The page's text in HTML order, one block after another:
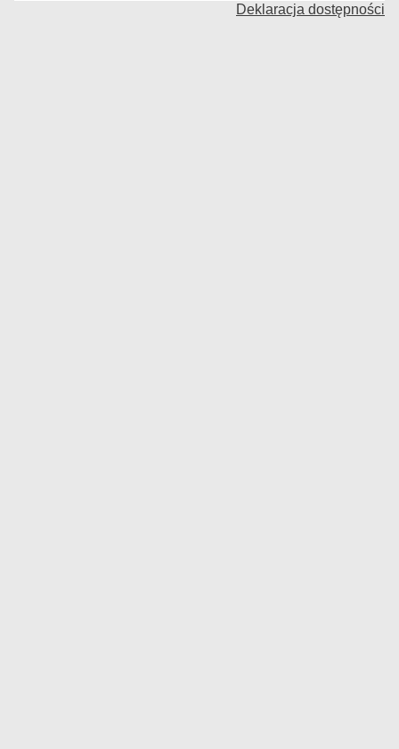
Deklaracja dostępności